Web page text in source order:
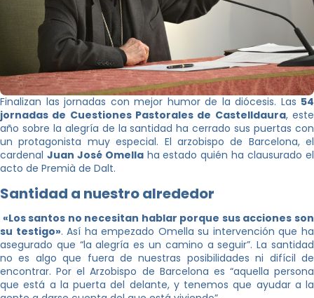
Finalizan las jornadas con mejor humor de la diócesis. Las 54
jornadas de Cuestiones Pastorales de Castelldaura, este
año sobre la alegría de la santidad ha cerrado sus puertas con
un protagonista muy especial. El arzobispo de Barcelona, el
cardenal Juan José Omellaha estado quién ha clausurado el
acto de Premià de Dalt.
Santidad a nuestro alrededor
«Los santos no necesitan hablar porque sus acciones son
su testigo». Así ha empezado Omella su intervención que ha
asegurado que “la alegría es un camino a seguir”. La santidad
no es algo que fuera de nuestras posibilidades ni difícil de
encontrar. Por el Arzobispo de Barcelona es “aquella persona
que está a la puerta del delante, y tenemos que ayudar a la